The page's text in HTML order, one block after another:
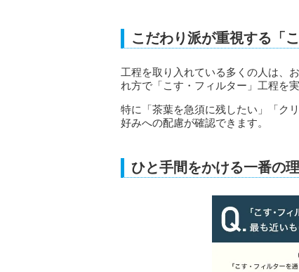
こだわり派が重視する「
工程を取り入れている多くの人は、
れ方で「こす・フィルター」工程を
特に「茶葉を急須に残したい」「ク
好みへの配慮が確認できます。
ひと手間をかける一番の